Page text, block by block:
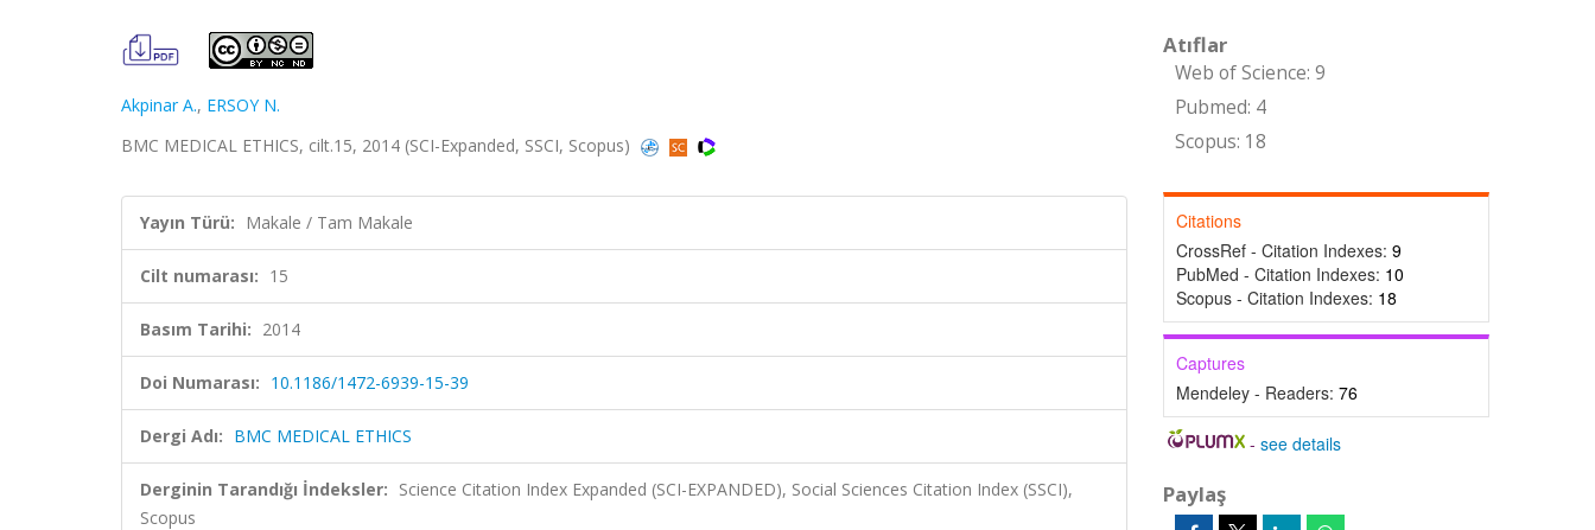
Akpinar A., ERSOY N.
BMC MEDICAL ETHICS, cilt.15, 2014 (SCI-Expanded, SSCI, Scopus)
Yayın Türü: Makale / Tam Makale
Cilt numarası: 15
Basım Tarihi: 2014
Doi Numarası: 10.1186/1472-6939-15-39
Dergi Adı: BMC MEDICAL ETHICS
Derginin Tarandığı İndeksler: Science Citation Index Expanded (SCI-EXPANDED), Social Sciences Citation Index (SSCI),
Scopus
Atıflar
Web of Science: 9
Pubmed: 4
Scopus: 18
Citations
CrossRef - Citation Indexes: 9
PubMed - Citation Indexes: 10
Scopus - Citation Indexes: 18
Captures
Mendeley - Readers: 76
-see details
Paylaş